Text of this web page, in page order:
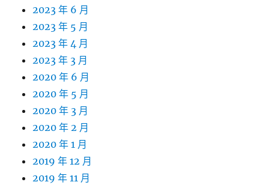
2023 年 6 月
2023 年 5 月
2023 年 4 月
2023 年 3 月
2020 年 6 月
2020 年 5 月
2020 年 3 月
2020 年 2 月
2020 年 1 月
2019 年 12 月
2019 年 11 月